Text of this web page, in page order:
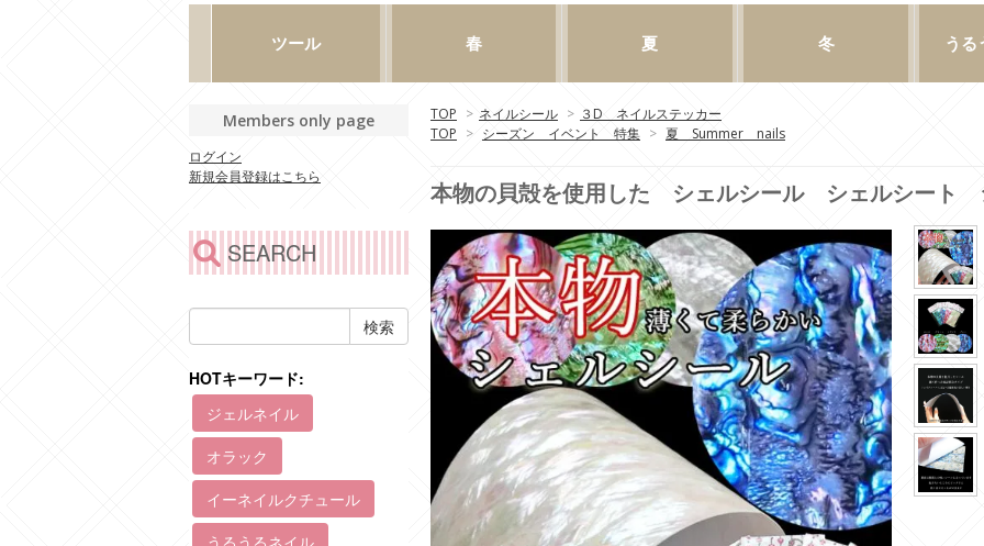
TOP > ネイルシール > ３D ネイルステッカー
TOP > シーズン イベント 特集 > 夏 Summer nails
本物の貝殻を使用した シェルシール シェルシート
Members only page
ログイン
新規会員登録はこちら